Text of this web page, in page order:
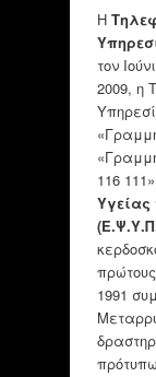
Η
τον
2009, η
116
Υγείας
1991